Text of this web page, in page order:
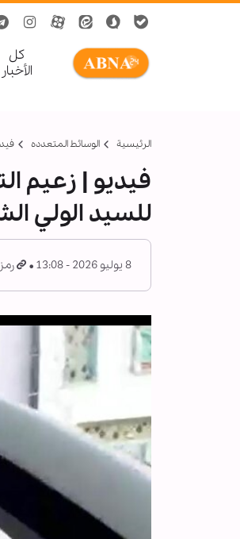
کل
الأخبار
الرئيسية الوسائط المتعدده
فيديو | زعيم
للسيد الولي
8 يوليو 2026 - 13:08 رمز